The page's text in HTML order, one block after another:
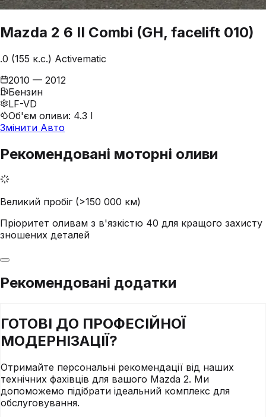
Mazda 2 6 II Combi (GH, facelift 010)
.0 (155 к.с.) Activematic
2010 — 2012
Бензин
LF-VD
Об'єм оливи: 4.3 l
Змінити Авто
Рекомендовані моторні оливи
Великий пробіг (>150 000 км)
Пріоритет оливам з в'язкістю 40 для кращого захисту
зношених деталей
Рекомендовані додатки
ГОТОВІ ДО ПРОФЕСІЙНОЇ
МОДЕРНІЗАЦІЇ?
Отримайте персональні рекомендації від наших
технічних фахівців для вашого Mazda 2. Ми
допоможемо підібрати ідеальний комплекс для
обслуговування.